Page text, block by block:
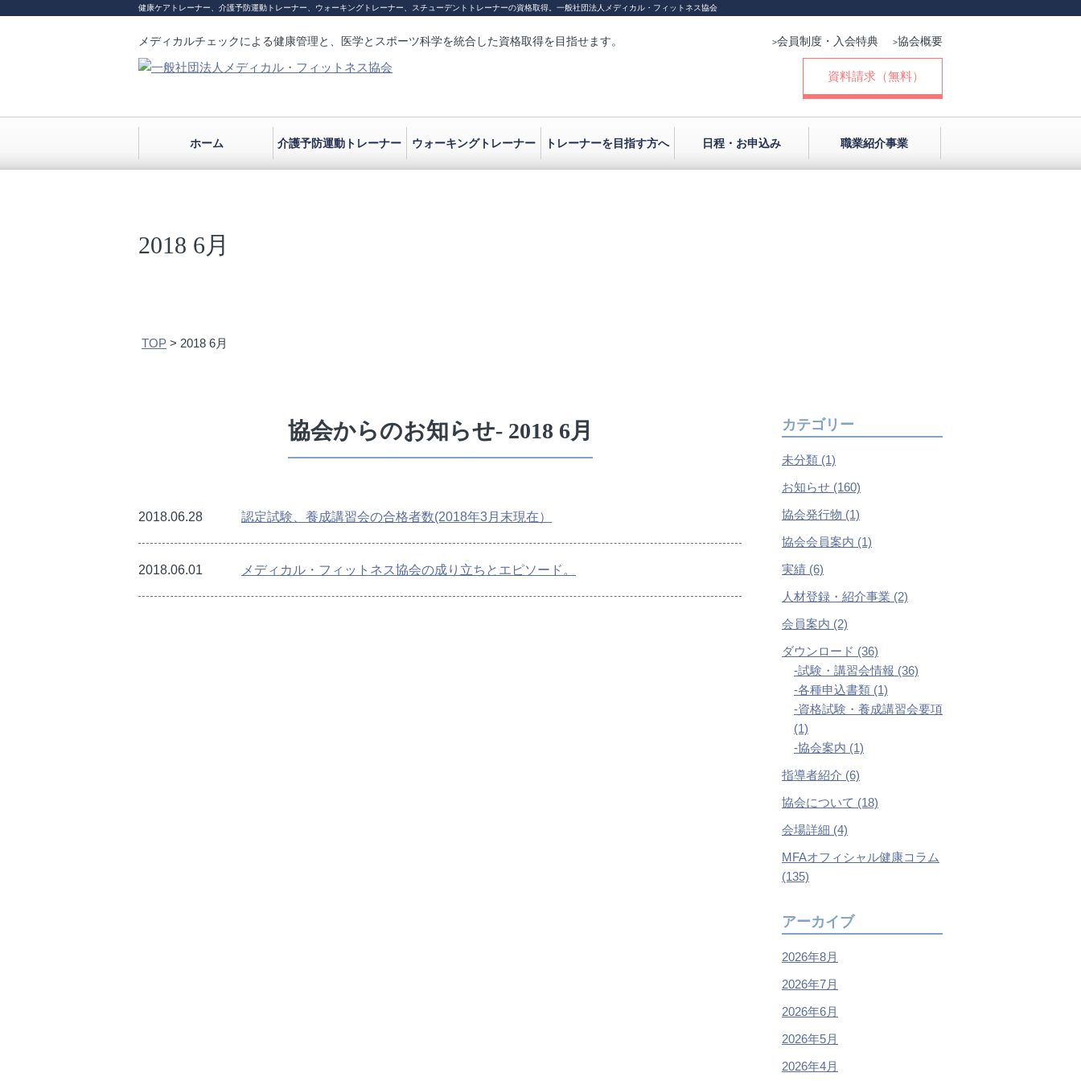
健康ケアトレーナー、介護予防運動トレーナー、ウォーキングトレーナー、スチューデントトレーナーの資格取得。 一般社団法人メディカル・フィットネス協会
メディカルチェックによる健康管理と、医学とスポーツ科学を統合した資格取得を目指せます。 >会員制度・入会特典 >協会概要
資料請求（無料）
ホーム 介護予防運動トレーナー ウォーキングトレーナー トレーナーを目指す方へ 日程・お申込み 職業紹介事業
2018 6月
TOP > 2018 6月
協会からのお知らせ- 2018 6月
2018.06.28 認定試験、養成講習会の合格者数(2018年3月末現在）
2018.06.01 メディカル・フィットネス協会の成り立ちとエピソード。
カテゴリー
未分類 (1)
お知らせ (160)
協会発行物 (1)
協会会員案内 (1)
実績 (6)
人材登録・紹介事業 (2)
会員案内 (2)
ダウンロード (36)
試験・講習会情報 (36)
各種申込書類 (1)
資格試験・養成講習会要項
(1)
協会案内 (1)
指導者紹介 (6)
協会について (18)
会場詳細 (4)
MFAオフィシャル健康コラム
(135)
アーカイブ
2026年8月
2026年7月
2026年6月
2026年5月
2026年4月